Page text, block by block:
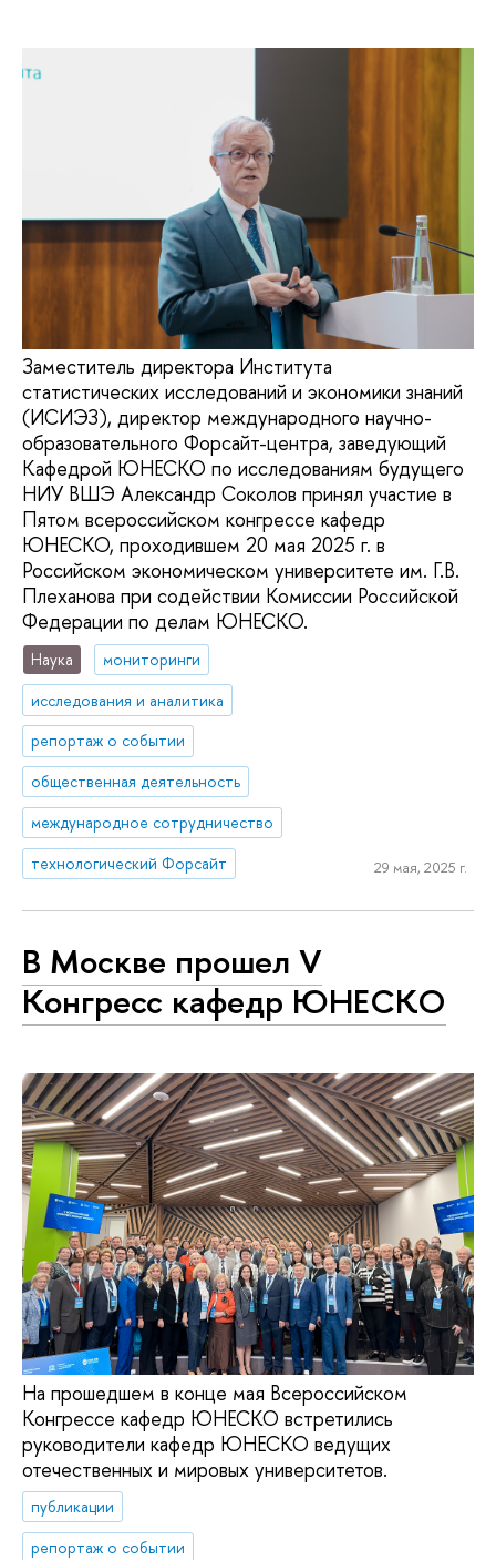
Заместитель директора Института
статистических исследований и экономики знаний
(ИСИЭЗ), директор международного научно-
образовательного Форсайт-центра, заведующий
Кафедрой ЮНЕСКО по исследованиям будущего
НИУ ВШЭ Александр Соколов принял участие в
Пятом всероссийском конгрессе кафедр
ЮНЕСКО, проходившем 20 мая 2025 г. в
Российском экономическом университете им. Г.В.
Плеханова при содействии Комиссии Российской
Федерации по делам ЮНЕСКО.
Наука
мониторинги
исследования и аналитика
репортаж о событии
общественная деятельность
международное сотрудничество
технологический Форсайт
29 мая, 2025 г.
В Москве прошел V
Конгресс кафедр ЮНЕСКО
На прошедшем в конце мая Всероссийском
Конгрессе кафедр ЮНЕСКО встретились
руководители кафедр ЮНЕСКО ведущих
отечественных и мировых университетов.
публикации
репортаж о событии